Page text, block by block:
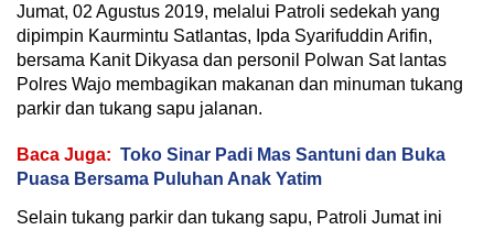
Jumat, 02 Agustus 2019, melalui Patroli sedekah yang
dipimpin Kaurmintu Satlantas, Ipda Syarifuddin Arifin,
bersama Kanit Dikyasa dan personil Polwan Sat lantas
Polres Wajo membagikan makanan dan minuman tukang
parkir dan tukang sapu jalanan.
Baca Juga: Toko Sinar Padi Mas Santuni dan Buka
Puasa Bersama Puluhan Anak Yatim
Selain tukang parkir dan tukang sapu, Patroli Jumat ini